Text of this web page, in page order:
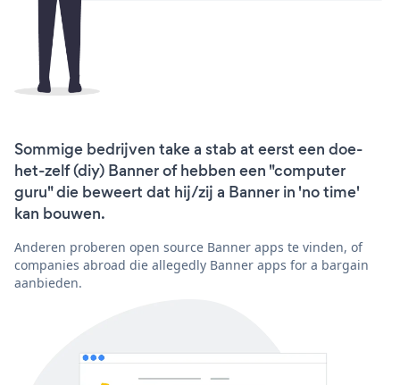
Sommige bedrijven take a stab at eerst een doe-
het-zelf (diy) Banner of hebben een "computer
guru" die beweert dat hij/zij a Banner in 'no time'
kan bouwen.
Anderen proberen open source Banner apps te vinden, of
companies abroad die allegedly Banner apps for a bargain
aanbieden.